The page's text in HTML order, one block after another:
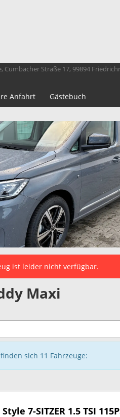
Cumbacher Straße 17, 99894
Anfahrt Gästebuch
ist leider nicht verfügbar.
Maxi
sich 11 Fahrzeuge:
Style 7-SITZER 1.5 TSI